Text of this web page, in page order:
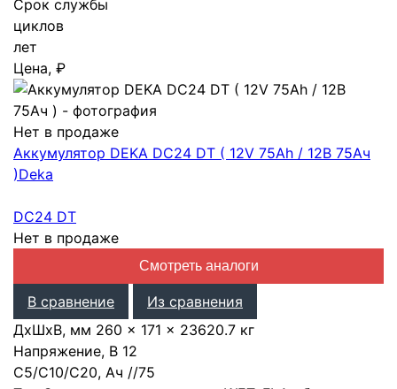
Срок службы
циклов
лет
Цена, ₽
Нет в продаже
Аккумулятор DEKA DC24 DT ( 12V 75Ah / 12В 75Ач
)Deka
DC24 DT
Нет в продаже
Смотреть аналоги
В сравнение
Из сравнения
ДхШхВ, мм 260 × 171 × 23620.7 кг
Напряжение, В 12
С5/С10/С20, Ач //75